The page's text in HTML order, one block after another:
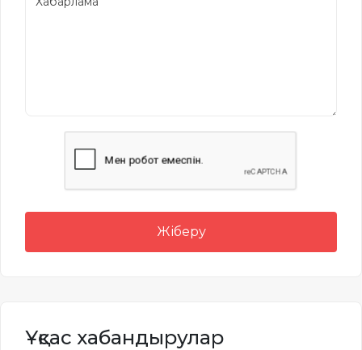
Жіберу
Ұқсас хабандырулар